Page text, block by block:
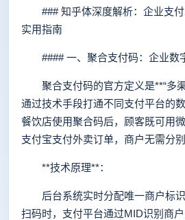
### 知乎体深度解析：企业支付
实用指南
#### 一、聚合支付码：企业数
聚合支付码的官方定义是**“多渠
通过技术手段打通不同支付平台的
餐饮店使用聚合码后，顾客既可用
支付宝支付外卖订单，商户无需分
**技术原理**：
后台系统实时分配唯一商户标识
扫码时，支付平台通过MID识别商